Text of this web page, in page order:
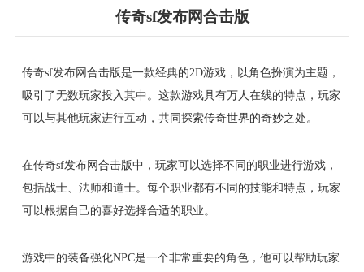
传奇sf发布网合击版
传奇sf发布网合击版是一款经典的2D游戏，以角色扮演为主题，
吸引了无数玩家投入其中。这款游戏具有万人在线的特点，玩家
可以与其他玩家进行互动，共同探索传奇世界的奇妙之处。
在传奇sf发布网合击版中，玩家可以选择不同的职业进行游戏，
包括战士、法师和道士。每个职业都有不同的技能和特点，玩家
可以根据自己的喜好选择合适的职业。
游戏中的装备强化NPC是一个非常重要的角色，他可以帮助玩家